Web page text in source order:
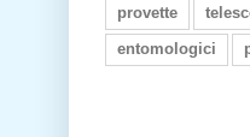
provette
entomologici